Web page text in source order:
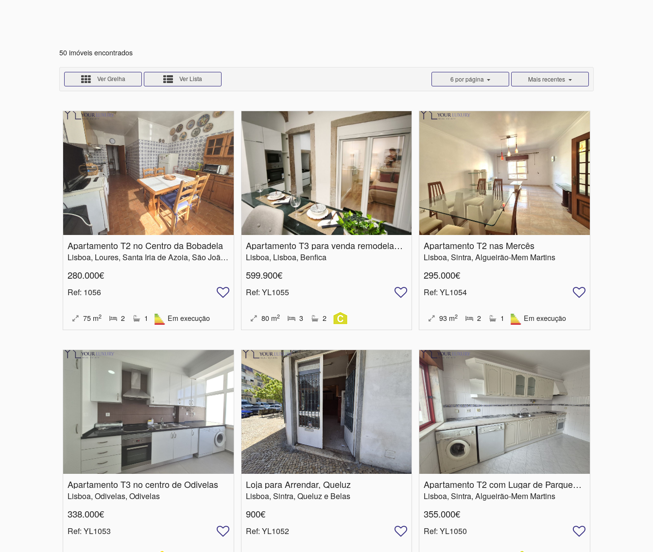
50 imóveis encontrados
Ver Grelha Ver Lista 6 por página Mais recentes
Apartamento T2 no Centro da Bobadela
Lisboa, Loures, Santa Iria de Azoia, São João da Talha e Bobadela
280.000€
Ref: 1056
75 m2 2 1 Em execução
Apartamento T3 para venda remodelado em Lisboa, Benfica
Lisboa, Lisboa, Benfica
599.900€
Ref: YL1055
80 m2 3 2
Apartamento T2 nas Mercês
Lisboa, Sintra, Algueirão-Mem Martins
295.000€
Ref: YL1054
93 m2 2 1 Em execução
Apartamento T3 no centro de Odivelas
Lisboa, Odivelas, Odivelas
338.000€
Ref: YL1053
Loja para Arrendar, Queluz
Lisboa, Sintra, Queluz e Belas
900€
Ref: YL1052
Apartamento T2 com Lugar de Parqueamento
Lisboa, Sintra, Algueirão-Mem Martins
355.000€
Ref: YL1050